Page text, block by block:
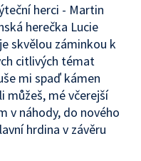
herci - Martin
herečka Lucie
skvělou záminkou k
citlivých témat
mi spaď kámen
můžeš, mé včerejší
v náhody, do nového
hrdina v závěru